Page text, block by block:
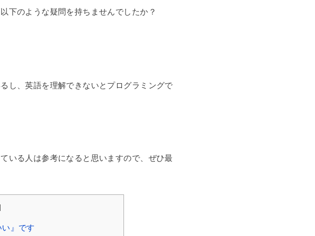
下のような疑問を持ちませんでしたか？
し、英語を理解できないとプログラミングで
いる人は参考になると思いますので、ぜひ最
』です